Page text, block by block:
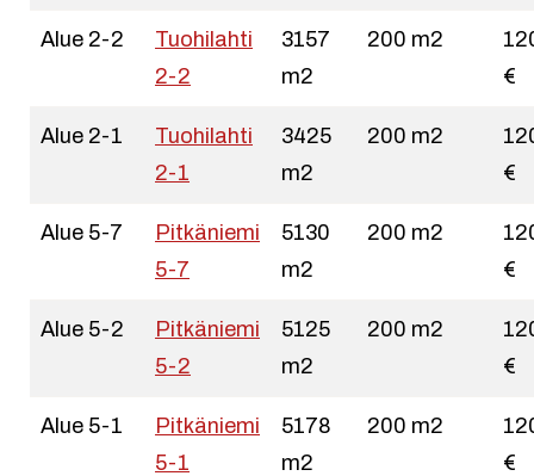
Alue 2-2
Tuohilahti
2-2
3157
m2
200 m2
€
Alue 2-1
Tuohilahti
2-1
3425
m2
200 m2
€
Alue 5-7
Pitkäniemi
5-7
5130
m2
200 m2
€
Alue 5-2
Pitkäniemi
5-2
5125
m2
200 m2
€
Alue 5-1
Pitkäniemi
5-1
5178
m2
200 m2
€